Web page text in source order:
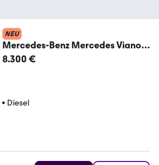
NEU
Mercedes-Benz Mercedes Viano
Vito 220 TDI
8.300 €
• Diesel